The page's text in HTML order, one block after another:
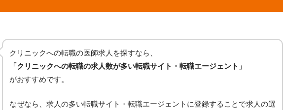
クリニックへの転職の医師求人を探すなら、
「クリニックへの転職の求人数が多い転職サイト・転職エージェント」
がおすすめです。
なぜなら、求人の多い転職サイト・転職エージェントに登録することで求人の選